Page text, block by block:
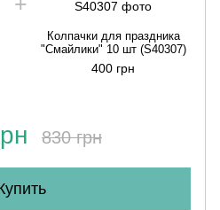
Колпачки для праздника
"Смайлики" 10 шт (S40307)
400 грн
830 грн